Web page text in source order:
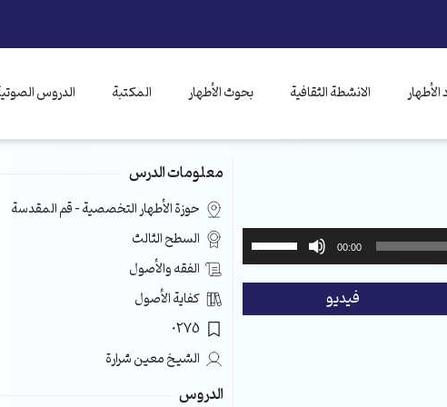
الانشطة الثقافية بحوث الأطهار المكتبة الدروس
00:00
استخدم
الأسهم
فيديو
معلومات الدرس
حوزة الأطهار التخصصية – قم المقدسة
السطح الثالث
الفقه والأصول
كفاية الأصول
0275
الشيخ معين شرارة
الدروس